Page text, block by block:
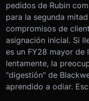
pedidos de Rubin
para la segunda
compromisos de
asignación inicial. Si
es un FY28 mayor de
lentamente, la
"digestión" de
aprendido a odiar.